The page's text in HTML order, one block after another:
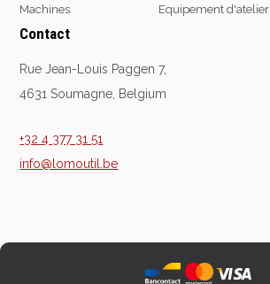
Machines Equipement d'atelier
Contact
Rue Jean-Louis Paggen 7,
4631 Soumagne, Belgium
+32 4 377 31 51
info@lomoutil.be